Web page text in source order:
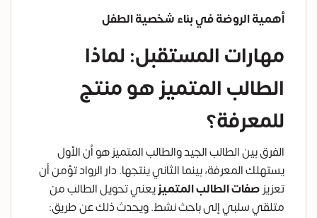
أهمية الروضة في بناء شخصية الطفل
مهارات المستقبل: لماذا
الطالب المتميز هو منتج
للمعرفة؟
الفرق بين الطالب الجيد والطالب المتميز هو أن الأول
يستهلك المعرفة، بينما الثاني ينتجها. دار الرواد تؤمن أن
تعزيزصفات الطالب المتميزيعني تحويل الطالب من
متلقي سلبي إلى باحث نشط. ويحدث ذلك عن طريق: